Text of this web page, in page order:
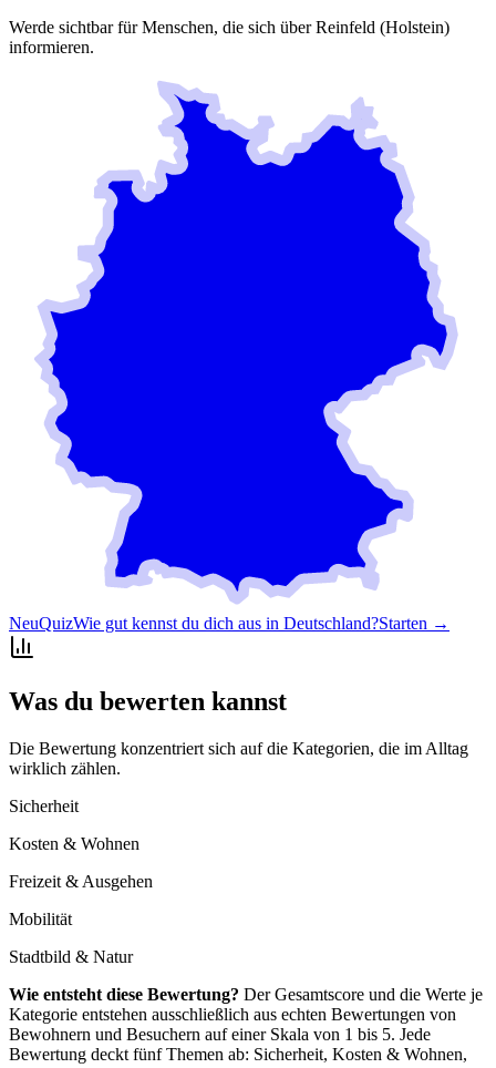
Werde sichtbar für Menschen, die sich überReinfeld (Holstein)
informieren.
NeuQuizWie gut kennst du dich aus in Deutschland?Starten →
Was du bewerten kannst
Die Bewertung konzentriert sich auf die Kategorien, die im Alltag
wirklich zählen.
Sicherheit
Kosten & Wohnen
Freizeit & Ausgehen
Mobilität
Stadtbild & Natur
Wie entsteht diese Bewertung? Der Gesamtscore und die Werte je
Kategorie entstehen ausschließlich aus echten Bewertungen von
Bewohnern und Besuchern auf einer Skala von 1 bis 5. Jede
Bewertung deckt fünf Themen ab: Sicherheit, Kosten & Wohnen,